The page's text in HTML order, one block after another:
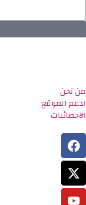
من نحن
ادعم الموقع
الاحصائيات